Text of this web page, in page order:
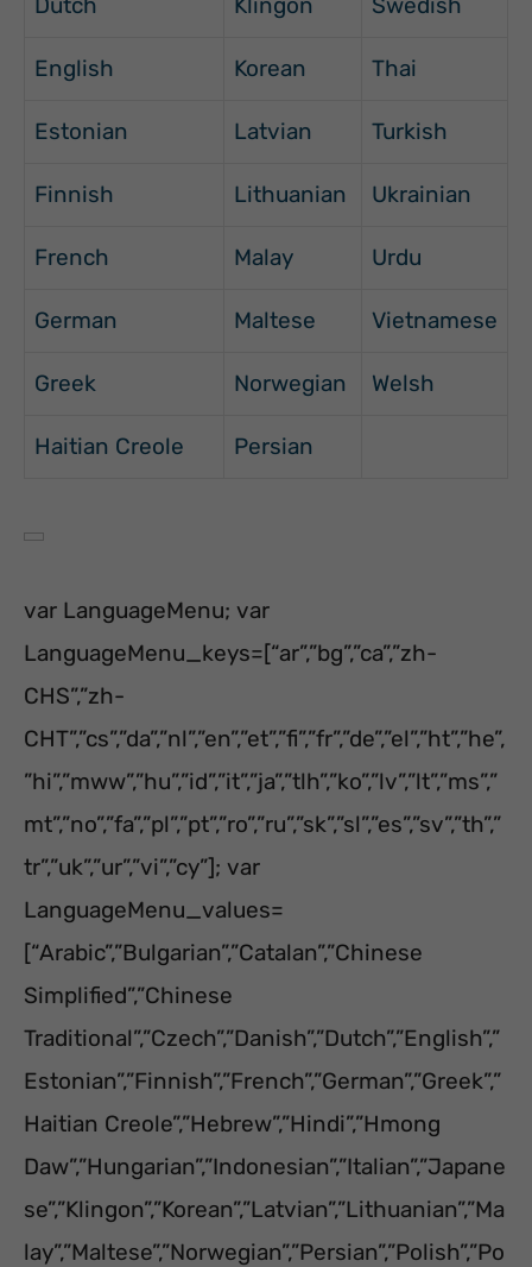
English Korean Thai
Estonian Latvian Turkish
Finnish Lithuanian Ukrainian
French Malay Urdu
German Maltese Vietnamese
Greek Norwegian Welsh
Haitian Creole Persian
var LanguageMenu; var
LanguageMenu_keys=[“ar”,”bg”,”ca”,”zh-
CHS”,”zh-
CHT”,”cs”,”da”,”nl”,”en”,”et”,”fi”,”fr”,”de”,”el”,”ht”,”he”,
”hi”,”mww”,”hu”,”id”,”it”,”ja”,”tlh”,”ko”,”lv”,”lt”,”ms”,”
mt”,”no”,”fa”,”pl”,”pt”,”ro”,”ru”,”sk”,”sl”,”es”,”sv”,”th”,”
tr”,”uk”,”ur”,”vi”,”cy”]; var
LanguageMenu_values=
[“Arabic”,”Bulgarian”,”Catalan”,”Chinese
Simplified”,”Chinese
Traditional”,”Czech”,”Danish”,”Dutch”,”English”,”
Estonian”,”Finnish”,”French”,”German”,”Greek”,”
Haitian Creole”,”Hebrew”,”Hindi”,”Hmong
Daw”,”Hungarian”,”Indonesian”,”Italian”,”Japane
se”,”Klingon”,”Korean”,”Latvian”,”Lithuanian”,”Ma
lay”,”Maltese”,”Norwegian”,”Persian”,”Polish”,”Po